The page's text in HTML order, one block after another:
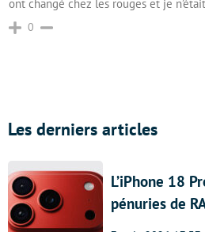
ont changé chez les rouges et je
0
Les derniers articles
L’iPhone 18
pénuries de